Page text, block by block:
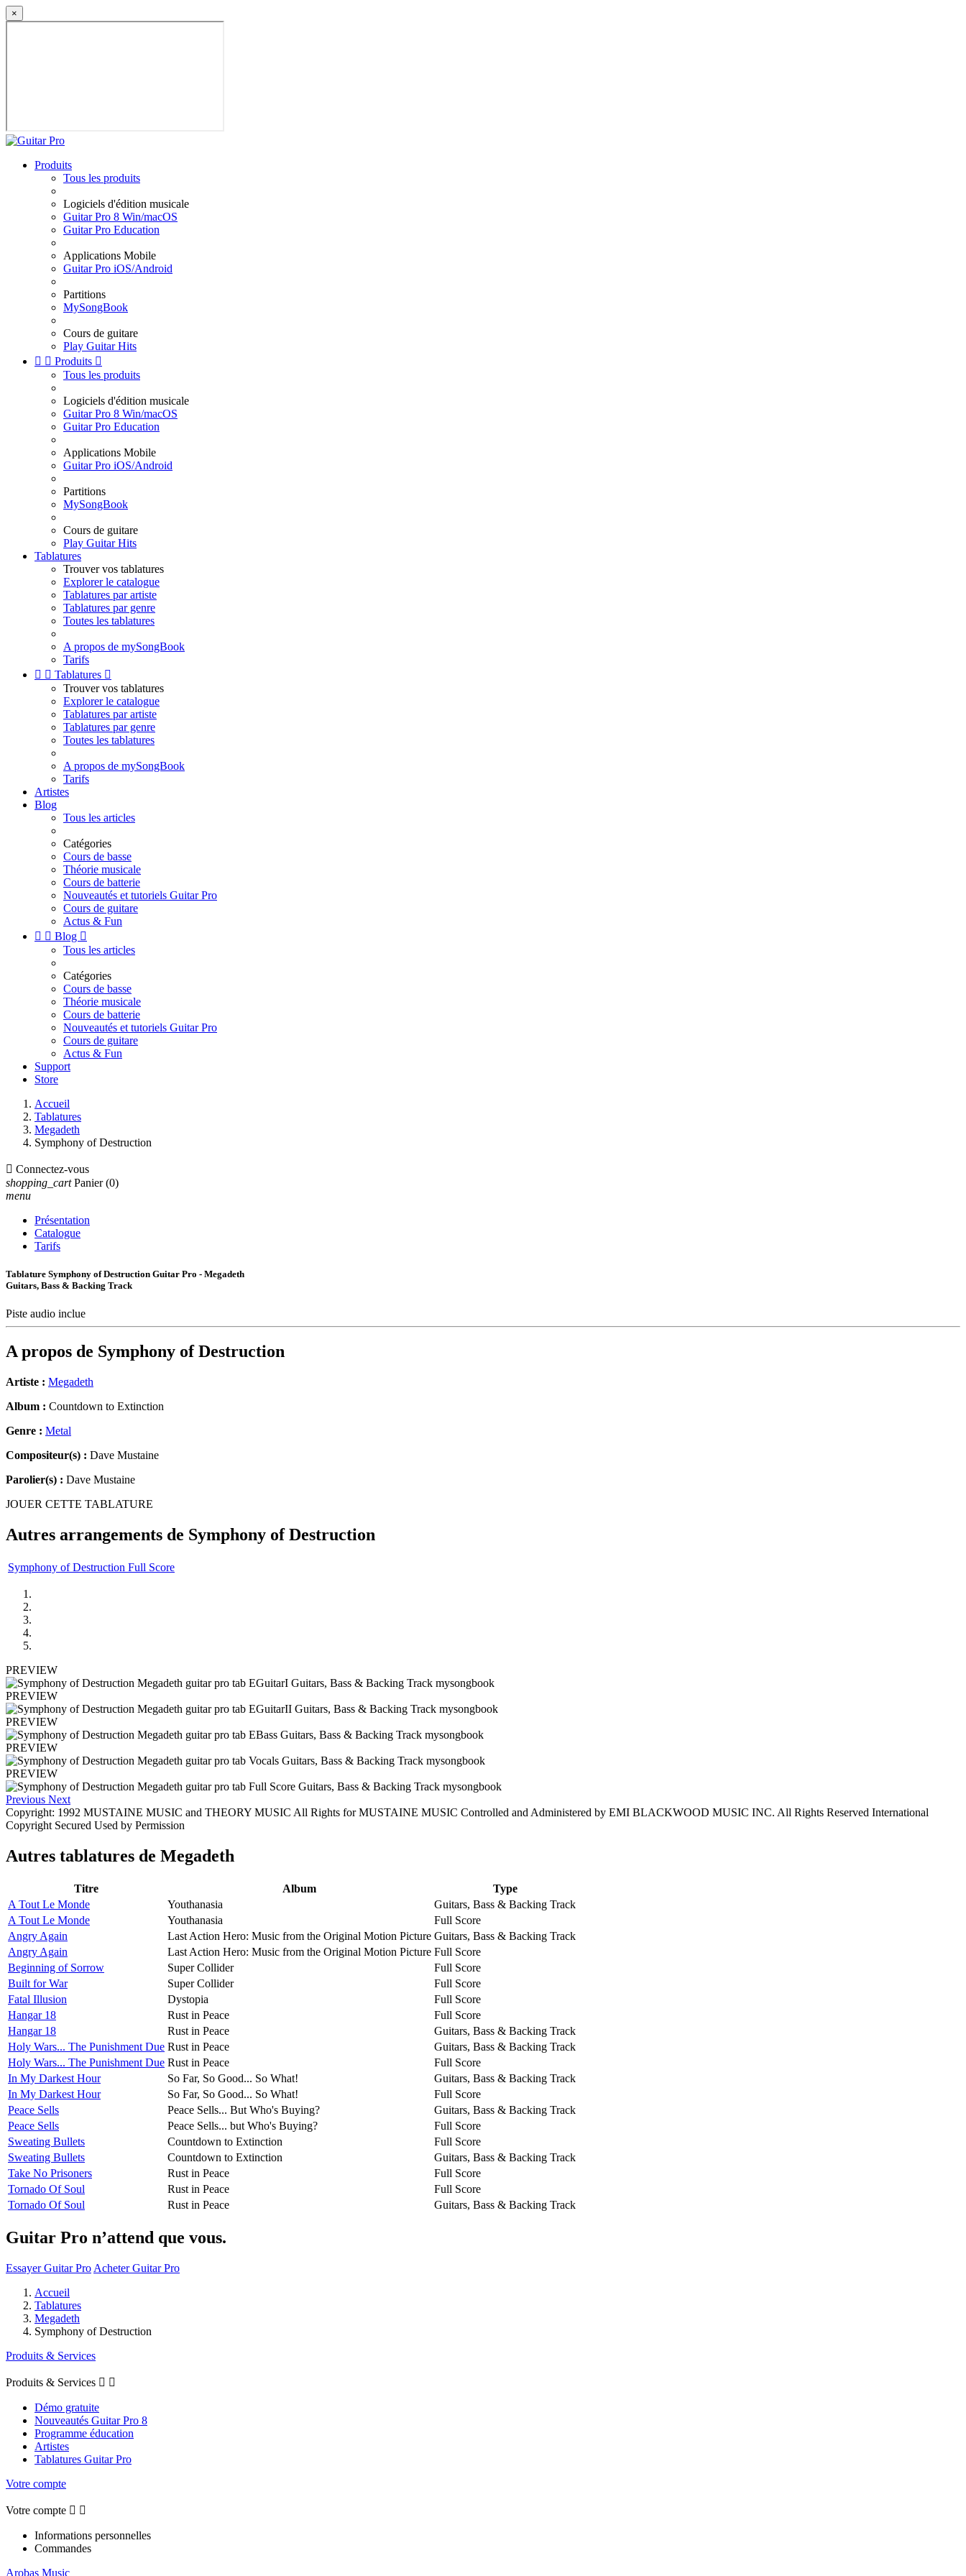
×
Produits
Tous les produits
Logiciels d'édition musicale
Guitar Pro 8 Win/macOS
Guitar Pro Education
Applications Mobile
Guitar Pro iOS/Android
Partitions
MySongBook
Cours de guitare
Play Guitar Hits
  Produits 
Tous les produits
Logiciels d'édition musicale
Guitar Pro 8 Win/macOS
Guitar Pro Education
Applications Mobile
Guitar Pro iOS/Android
Partitions
MySongBook
Cours de guitare
Play Guitar Hits
Tablatures
Trouver vos tablatures
Explorer le catalogue
Tablatures par artiste
Tablatures par genre
Toutes les tablatures
A propos de mySongBook
Tarifs
  Tablatures 
Trouver vos tablatures
Explorer le catalogue
Tablatures par artiste
Tablatures par genre
Toutes les tablatures
A propos de mySongBook
Tarifs
Artistes
Blog
Tous les articles
Catégories
Cours de basse
Théorie musicale
Cours de batterie
Nouveautés et tutoriels Guitar Pro
Cours de guitare
Actus & Fun
  Blog 
Tous les articles
Catégories
Cours de basse
Théorie musicale
Cours de batterie
Nouveautés et tutoriels Guitar Pro
Cours de guitare
Actus & Fun
Support
Store
Accueil
Tablatures
Megadeth
Symphony of Destruction
 Connectez-vous
shopping_cart Panier (0)
menu
Présentation
Catalogue
Tarifs
Tablature Symphony of Destruction Guitar Pro - Megadeth
Guitars, Bass & Backing Track
Piste audio inclue
A propos de Symphony of Destruction
Artiste : Megadeth
Album : Countdown to Extinction
Genre : Metal
Compositeur(s) : Dave Mustaine
Parolier(s) : Dave Mustaine
JOUER CETTE TABLATURE
Autres arrangements de Symphony of Destruction
Symphony of Destruction Full Score
PREVIEW
PREVIEW
PREVIEW
PREVIEW
PREVIEW
Previous Next
Copyright: 1992 MUSTAINE MUSIC and THEORY MUSIC All Rights for MUSTAINE MUSIC Controlled and Administered by EMI BLACKWOOD MUSIC INC. All Rights Reserved International
Copyright Secured Used by Permission
Autres tablatures de Megadeth
Titre Album
Type
A Tout Le Monde
Youthanasia
Guitars, Bass & Backing Track
A Tout Le Monde
Youthanasia
Full Score
Angry Again
Last Action Hero: Music from the Original Motion Picture Guitars, Bass & Backing Track
Angry Again
Last Action Hero: Music from the Original Motion Picture Full Score
Beginning of Sorrow
Super Collider
Full Score
Built for War
Super Collider
Full Score
Fatal Illusion
Dystopia
Full Score
Hangar 18
Rust in Peace
Full Score
Hangar 18
Rust in Peace
Guitars, Bass & Backing Track
Holy Wars... The Punishment Due Rust in Peace
Guitars, Bass & Backing Track
Holy Wars... The Punishment Due Rust in Peace
Full Score
In My Darkest Hour
So Far, So Good... So What!
Guitars, Bass & Backing Track
In My Darkest Hour
So Far, So Good... So What!
Full Score
Peace Sells
Peace Sells... But Who's Buying?
Guitars, Bass & Backing Track
Peace Sells
Peace Sells... but Who's Buying?
Full Score
Sweating Bullets
Countdown to Extinction
Full Score
Sweating Bullets
Countdown to Extinction
Guitars, Bass & Backing Track
Take No Prisoners
Rust in Peace
Full Score
Tornado Of Soul
Rust in Peace
Full Score
Tornado Of Soul
Rust in Peace Guitars, Bass & Backing Track
Guitar Pro n’attend que vous.
Essayer Guitar Pro Acheter Guitar Pro
Accueil
Tablatures
Megadeth
Symphony of Destruction
Produits & Services
Produits & Services  
Démo gratuite
Nouveautés Guitar Pro 8
Programme éducation
Artistes
Tablatures Guitar Pro
Votre compte
Votre compte  
Informations personnelles
Commandes
Arobas Music